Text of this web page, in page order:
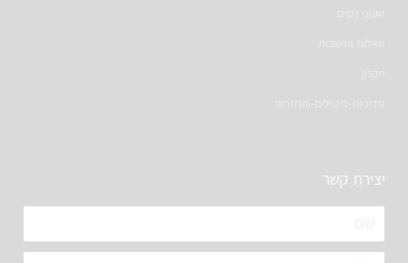
שעוני נשים
שאלות ותשובות
תקנון
מדיניות-ביטולים-והחזרות
יצירת קשר